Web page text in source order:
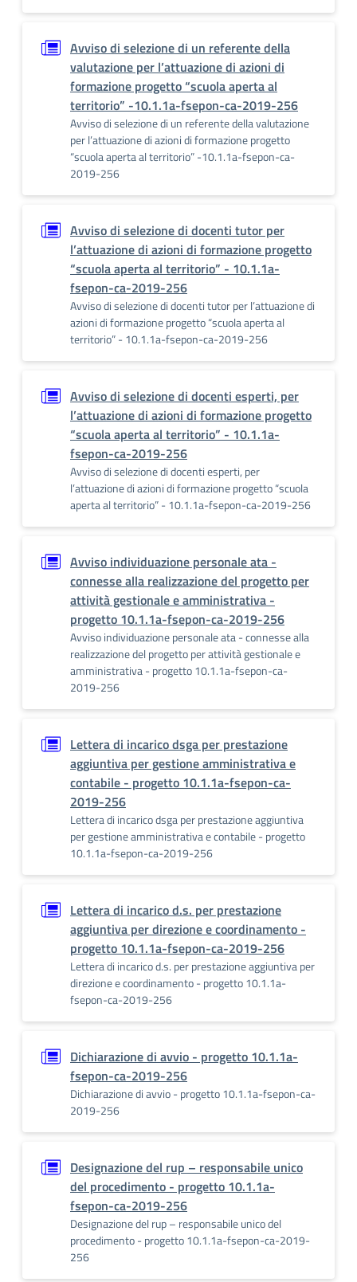
Avviso di selezione di un referente della
valutazione per l’attuazione di azioni di
formazione progetto “scuola aperta al
territorio” -10.1.1a-fsepon-ca-2019-256
Avviso di selezione di un referente della valutazione
per l’attuazione di azioni di formazione progetto
“scuola aperta al territorio” -10.1.1a-fsepon-ca-
2019-256
Avviso di selezione di docenti tutor per
l’attuazione di azioni di formazione progetto
“scuola aperta al territorio” - 10.1.1a-
fsepon-ca-2019-256
Avviso di selezione di docenti tutor per l’attuazione di
azioni di formazione progetto “scuola aperta al
territorio” - 10.1.1a-fsepon-ca-2019-256
Avviso di selezione di docenti esperti, per
l’attuazione di azioni di formazione progetto
“scuola aperta al territorio” - 10.1.1a-
fsepon-ca-2019-256
Avviso di selezione di docenti esperti, per
l’attuazione di azioni di formazione progetto “scuola
aperta al territorio” - 10.1.1a-fsepon-ca-2019-256
Avviso individuazione personale ata -
connesse alla realizzazione del progetto per
attività gestionale e amministrativa -
progetto 10.1.1a-fsepon-ca-2019-256
Avviso individuazione personale ata - connesse alla
realizzazione del progetto per attività gestionale e
amministrativa - progetto 10.1.1a-fsepon-ca-
2019-256
Lettera di incarico dsga per prestazione
aggiuntiva per gestione amministrativa e
contabile - progetto 10.1.1a-fsepon-ca-
2019-256
Lettera di incarico dsga per prestazione aggiuntiva
per gestione amministrativa e contabile - progetto
10.1.1a-fsepon-ca-2019-256
Lettera di incarico d.s. per prestazione
aggiuntiva per direzione e coordinamento -
progetto 10.1.1a-fsepon-ca-2019-256
Lettera di incarico d.s. per prestazione aggiuntiva per
direzione e coordinamento - progetto 10.1.1a-
fsepon-ca-2019-256
Dichiarazione di avvio - progetto 10.1.1a-
fsepon-ca-2019-256
Dichiarazione di avvio - progetto 10.1.1a-fsepon-ca-
2019-256
Designazione del rup – responsabile unico
del procedimento - progetto 10.1.1a-
fsepon-ca-2019-256
Designazione del rup – responsabile unico del
procedimento - progetto 10.1.1a-fsepon-ca-2019-
256